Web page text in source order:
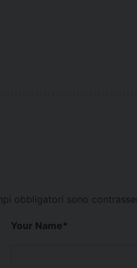
obbligatori sono
Your Name*